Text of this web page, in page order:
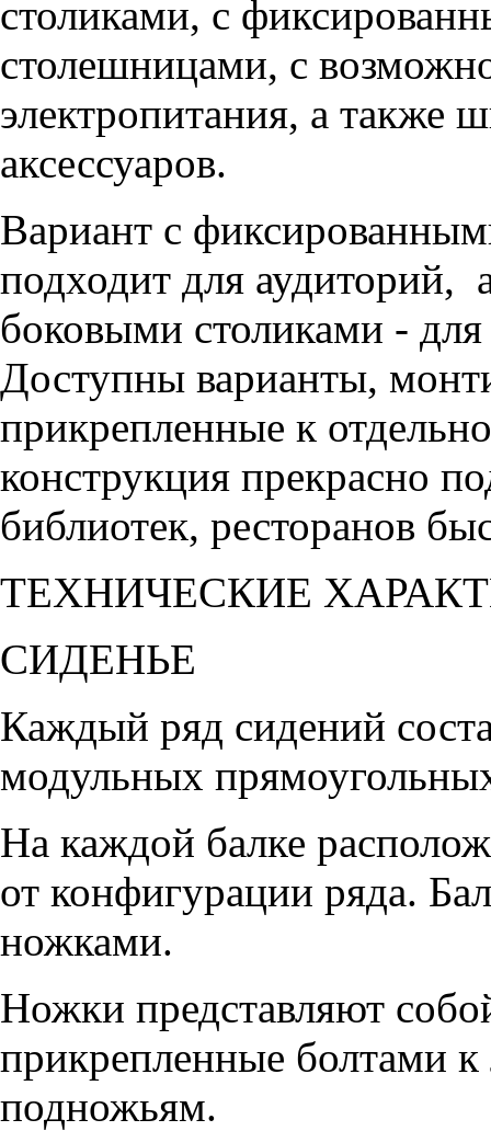
столиками, с
столешницами, с
электропитания, а также
аксессуаров.
Вариант с
подходит для аудиторий,
боковыми столиками -
Доступны варианты,
прикрепленные к
конструкция прекрасно
библиотек, ресторанов
ТЕХНИЧЕСКИЕ
СИДЕНЬЕ
Каждый ряд сидений
модульных
На каждой балке
от конфигурации ряда.
ножками.
Ножки представляют
прикрепленные болтами
подножьям.